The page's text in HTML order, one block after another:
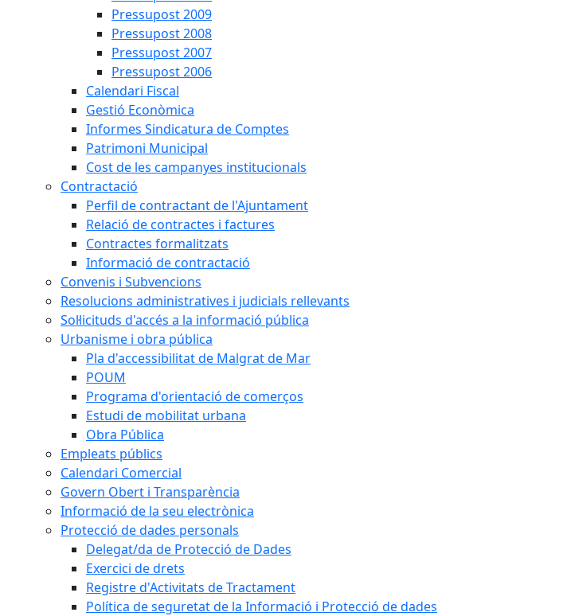
Pressupost 2009
Pressupost 2008
Pressupost 2007
Pressupost 2006
Calendari Fiscal
Gestió Econòmica
Informes Sindicatura de Comptes
Patrimoni Municipal
Cost de les campanyes institucionals
Contractació
Perfil de contractant de l'Ajuntament
Relació de contractes i factures
Contractes formalitzats
Informació de contractació
Convenis i Subvencions
Resolucions administratives i judicials rellevants
Sol·licituds d'accés a la informació pública
Urbanisme i obra pública
Pla d'accessibilitat de Malgrat de Mar
POUM
Programa d'orientació de comerços
Estudi de mobilitat urbana
Obra Pública
Empleats públics
Calendari Comercial
Govern Obert i Transparència
Informació de la seu electrònica
Protecció de dades personals
Delegat/da de Protecció de Dades
Exercici de drets
Registre d'Activitats de Tractament
Política de seguretat de la Informació i Protecció de dades